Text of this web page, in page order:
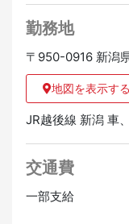
勤務地
〒950-0916 新潟
地図を表示する
JR越後線 新潟 車
交通費
一部支給